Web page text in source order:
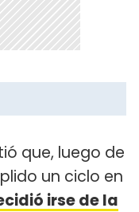
que, luego de
un ciclo en
irse de la